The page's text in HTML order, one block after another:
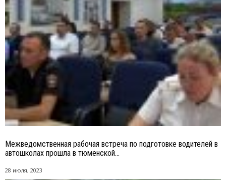
Межведомственная рабочая встреча по подготовке водителей в
автошколах прошла в тюменской...
28 июля, 2023